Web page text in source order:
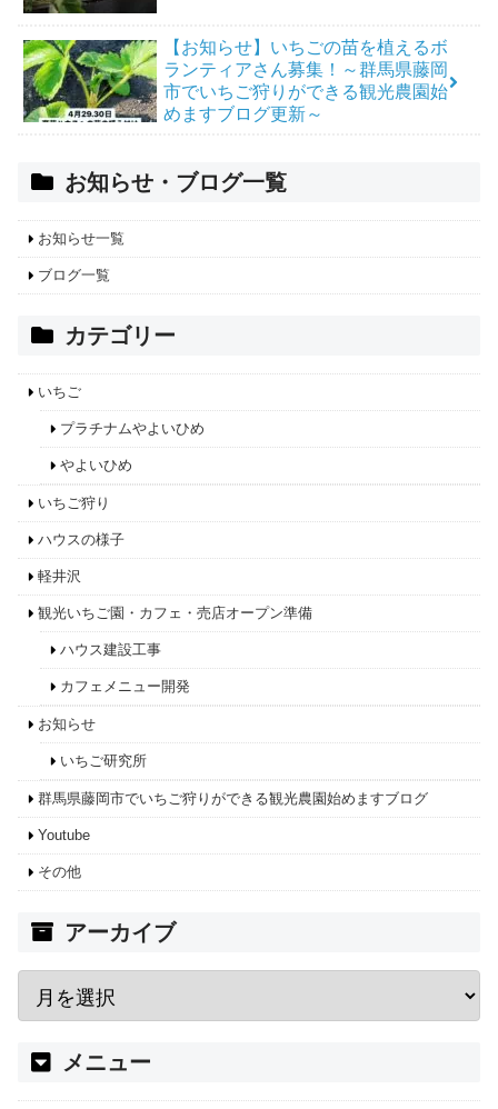
【お知らせ】いちごの苗を植えるボ
ランティアさん募集！～群馬県藤岡
市でいちご狩りができる観光農園始
めますブログ更新～
お知らせ・ブログ一覧
お知らせ一覧
ブログ一覧
カテゴリー
いちご
プラチナムやよいひめ
やよいひめ
いちご狩り
ハウスの様子
軽井沢
観光いちご園・カフェ・売店オープン準備
ハウス建設工事
カフェメニュー開発
お知らせ
いちご研究所
群馬県藤岡市でいちご狩りができる観光農園始めますブログ
Youtube
その他
アーカイブ
メニュー